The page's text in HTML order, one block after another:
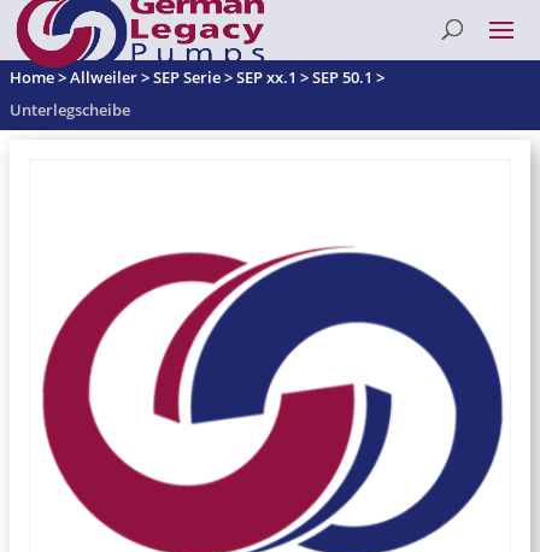
Home>Allweiler>SEP Serie>SEP xx.1 >SEP 50.1 >
Unterlegscheibe